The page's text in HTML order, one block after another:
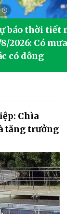
báo thời tiết
2026: Có
có dông
Chìa
tăng trưởng